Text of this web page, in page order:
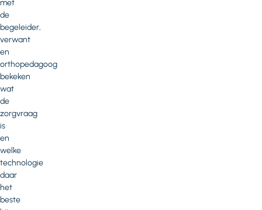
met
de
begeleider,
verwant
en
orthopedagoog
bekeken
wat
de
zorgvraag
is
en
welke
technologie
daar
het
beste